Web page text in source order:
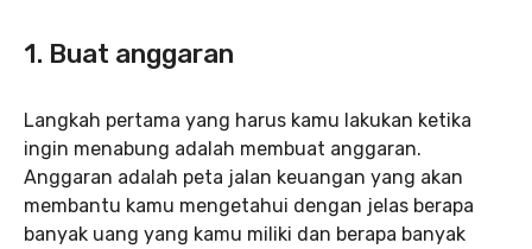
1. Buat anggaran
Langkah pertama yang harus kamu lakukan ketika
ingin menabung adalah membuat anggaran.
Anggaran adalah peta jalan keuangan yang akan
membantu kamu mengetahui dengan jelas berapa
banyak uang yang kamu miliki dan berapa banyak